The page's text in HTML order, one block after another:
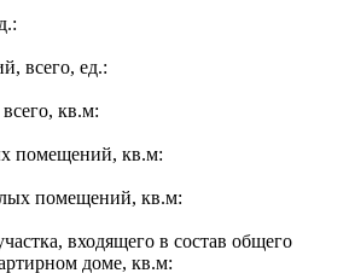
всего, ед.:
кв.м:
помещений, кв.м:
помещений, кв.м:
входящего в состав общего
доме, кв.м: